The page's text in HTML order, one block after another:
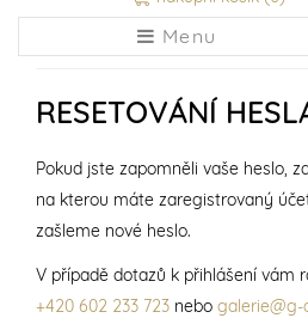
Menu
RESETOVÁNÍ
Pokud jste zapomněli vaše heslo,
na kterou máte zaregistrovaný
zašleme nové heslo.
V případě dotazů k přihlášení vám
+420 602 233 723 nebo galerie@g-